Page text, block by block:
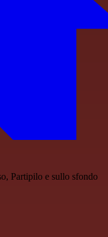
Partipilo e sullo sfondo